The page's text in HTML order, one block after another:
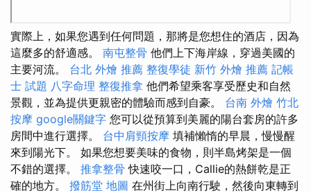
實際上，如果您遇到任何問題，那將是您想住的酒店，因為
這麼多的舒適感。 南屯整骨 他們上下海岸線，穿過美國的
主要河流。 台北 外燴 推薦 整復學徒 新竹 外燴 推薦 記帳
士 試題 八字命理 整復推拿 他們希望乘客享受歷史和自然
景觀，並為提供更親密的體驗而感到自豪。 台南 外燴 竹北
按摩 google關鍵字 您可以從預算到美麗的陽台套房的許多
房間中進行選擇。 台中肩頸按摩 填補懶惰的早晨，慢慢醒
來到陽光下。 如果您想要美味的食物，則半島烤架是一個
不錯的選擇。 推拿整骨 快速咬一口，Callie的熱餅乾是正
確的地方。 撥筋堂 地圖 在州街上向南行駛，然後向東轉到